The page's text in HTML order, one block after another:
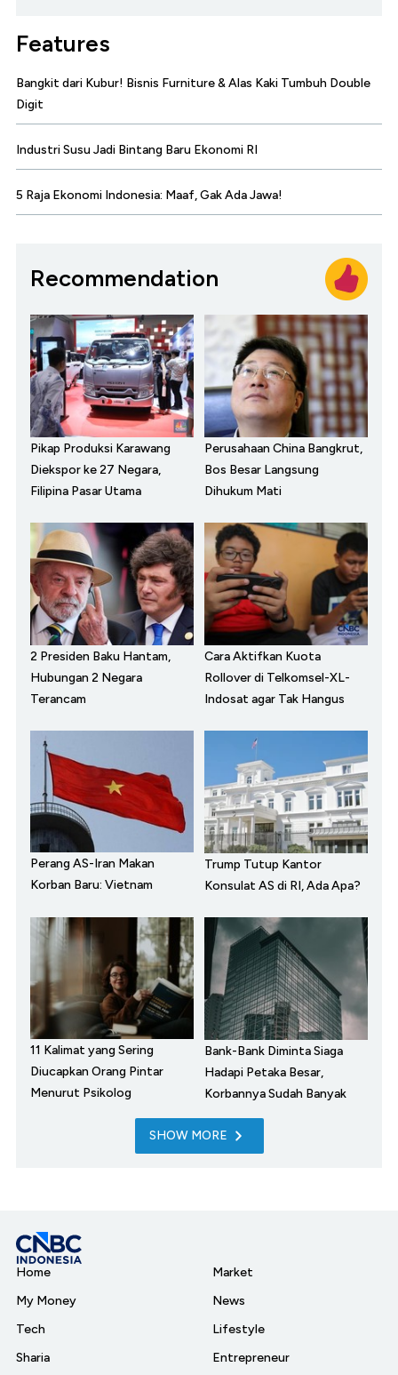
Features
Bangkit dari Kubur! Bisnis Furniture & Alas Kaki Tumbuh Double
Digit
Industri Susu Jadi Bintang Baru Ekonomi RI
5 Raja Ekonomi Indonesia: Maaf, Gak Ada Jawa!
Recommendation
Pikap Produksi Karawang
Diekspor ke 27 Negara,
Filipina Pasar Utama
Perusahaan China Bangkrut,
Bos Besar Langsung
Dihukum Mati
2 Presiden Baku Hantam,
Hubungan 2 Negara
Terancam
Cara Aktifkan Kuota
Rollover di Telkomsel-XL-
Indosat agar Tak Hangus
Perang AS-Iran Makan
Korban Baru: Vietnam
Trump Tutup Kantor
Konsulat AS di RI, Ada Apa?
11 Kalimat yang Sering
Diucapkan Orang Pintar
Menurut Psikolog
Bank-Bank Diminta Siaga
Hadapi Petaka Besar,
Korbannya Sudah Banyak
SHOW MORE
Home
My Money
Tech
Sharia
Market
News
Lifestyle
Entrepreneur